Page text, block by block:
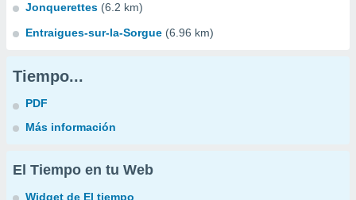
Jonquerettes (6.2 km)
Entraigues-sur-la-Sorgue (6.96 km)
Tiempo...
PDF
Más información
El Tiempo en tu Web
Widget de El tiempo